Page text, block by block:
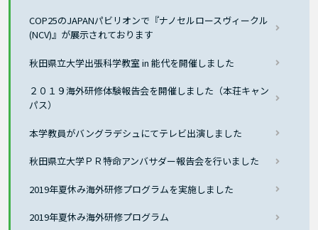
COP25のJAPANパビリオンで『ナノセルロースヴィークル
(NCV)』が展示されております
秋田県立大学出張科学教室 in 能代を開催しました
２０１９海外研修体験報告会を開催しました（本荘キャン
パス）
本学教員がバングラデシュにてテレビ出演しました
秋田県立大学ＰＲ特命アンバサダー報告会を行いました
2019年夏休み海外研修プログラムを実施しました
2019年夏休み海外研修プログラム